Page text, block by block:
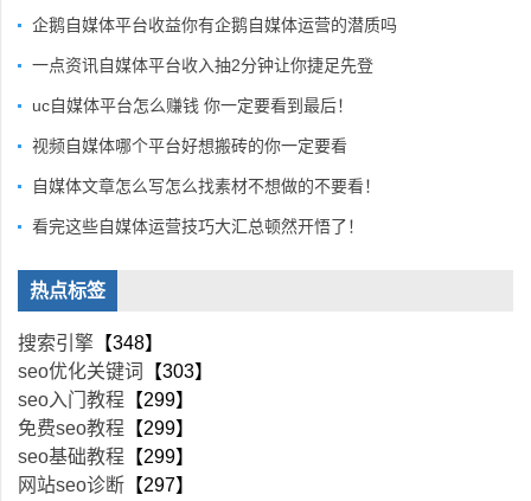
企鹅自媒体平台收益你有企鹅自媒体运营的潜质吗
一点资讯自媒体平台收入抽2分钟让你捷足先登
uc自媒体平台怎么赚钱 你一定要看到最后！
视频自媒体哪个平台好想搬砖的你一定要看
自媒体文章怎么写怎么找素材不想做的不要看！
看完这些自媒体运营技巧大汇总顿然开悟了！
热点标签
搜索引擎 【348】
seo优化关键词
【303】
seo入门教程 【299】
免费seo教程 【299】
seo基础教程 【299】
网站seo诊断 【297】